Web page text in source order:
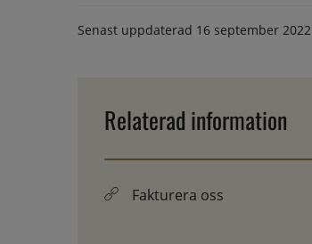
Senast uppdaterad 16 september 2022
Relaterad information
Fakturera oss